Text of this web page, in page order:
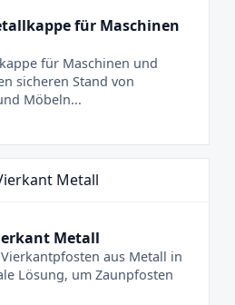
für Maschinen
für Maschinen und
sicheren Stand von
Möbeln...
Metall
aus Metall in
Lösung, um Zaunpfosten